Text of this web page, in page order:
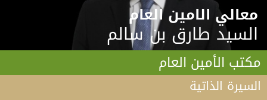
معالي الامين العام
السيد طارق بن سالم
مكتب الأمين العام
السيرة الذاتية